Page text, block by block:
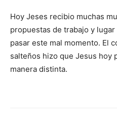
Hoy Jeses recibio muchas
propuestas de trabajo y
pasar este mal momento. El
salteños hizo que Jesus hoy
manera distinta.